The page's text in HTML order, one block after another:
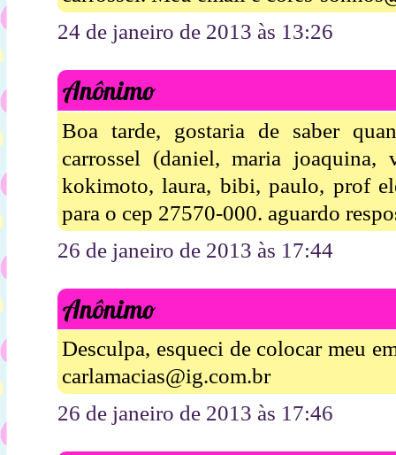
24 de janeiro de 2013 às 13:26
Anônimo
Boa tarde, gostaria de saber
carrossel (daniel, maria
kokimoto, laura, bibi, paulo, prof
para o cep 27570-000. aguardo
26 de janeiro de 2013 às 17:44
Anônimo
Desculpa, esqueci de colocar meu
carlamacias@ig.com.br
26 de janeiro de 2013 às 17:46